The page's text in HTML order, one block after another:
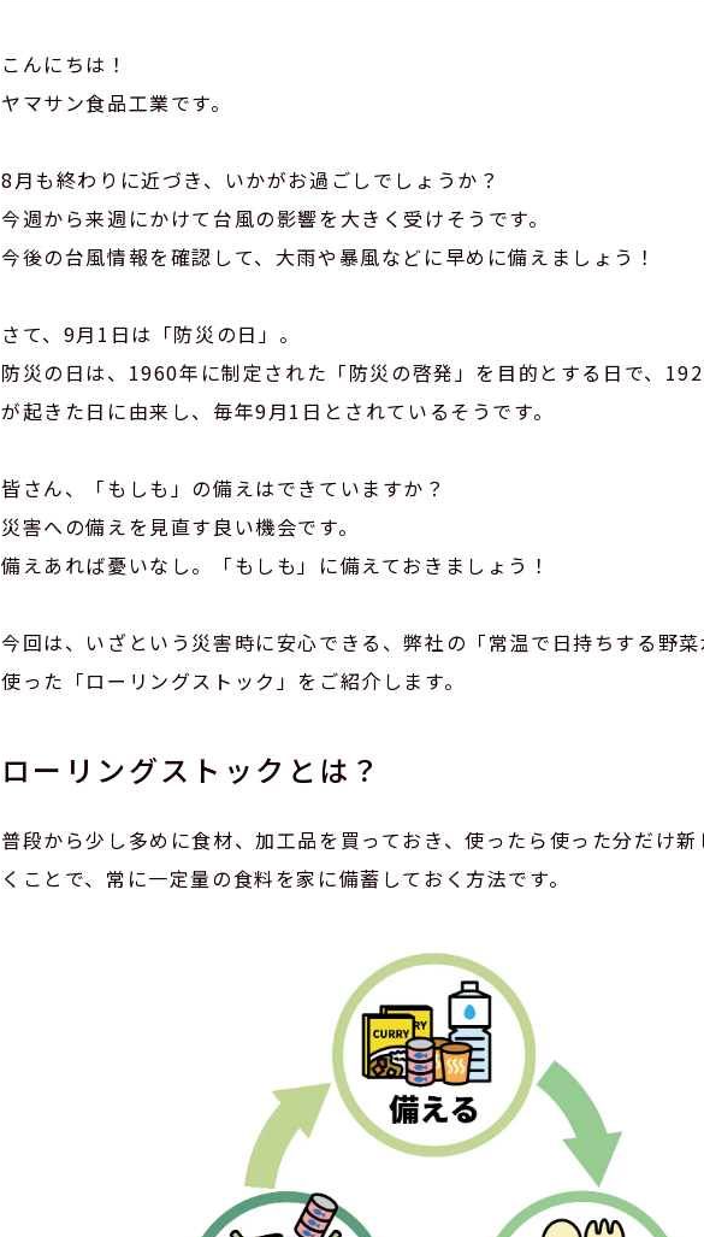
こんにちは！
ヤマサン食品工業です。
8月も終わりに近づき、いかがお過ごしでしょうか？
今週から来週にかけて台風の影響を大きく受けそうです。
今後の台風情報を確認して、大雨や暴風などに早めに備えましょう！
さて、9月1日は「防災の日」。
防災の日は、1960年に制定された「防災の啓発」を目的とする日で、
が起きた日に由来し、毎年9月1日とされているそうです。
皆さん、「もしも」の備えはできていますか？
災害への備えを見直す良い機会です。
備えあれば憂いなし。「もしも」に備えておきましょう！
今回は、いざという災害時に安心できる、弊社の「常温で日持ちする野
使った「ローリングストック」をご紹介します。
ローリングストックとは？
普段から少し多めに食材、加工品を買っておき、使ったら使った分だけ
くことで、常に一定量の食料を家に備蓄しておく方法です。